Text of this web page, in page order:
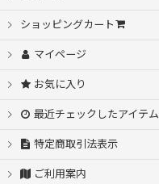
ショッピングカート
マイページ
お気に入り
最近チェックしたアイテム
特定商取引法表示
ご利用案内